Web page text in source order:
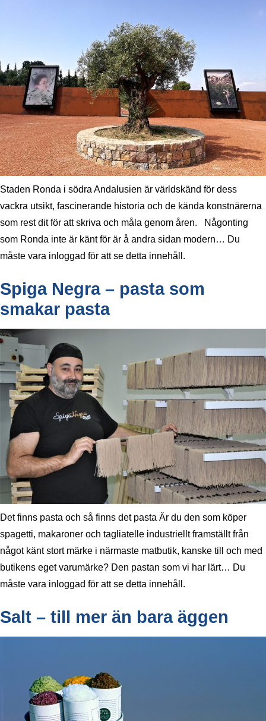
Staden Ronda i södra Andalusien är världskänd för dess
vackra utsikt, fascinerande historia och de kända konstnärerna
som rest dit för att skriva och måla genom åren. Någonting
som Ronda inte är känt för är å andra sidan modern… Du
måste vara inloggad för att se detta innehåll.
Spiga Negra – pasta som
smakar pasta
Det finns pasta och så finns det pasta Är du den som köper
spagetti, makaroner och tagliatelle industriellt framställt från
något känt stort märke i närmaste matbutik, kanske till och med
butikens eget varumärke? Den pastan som vi har lärt… Du
måste vara inloggad för att se detta innehåll.
Salt – till mer än bara äggen